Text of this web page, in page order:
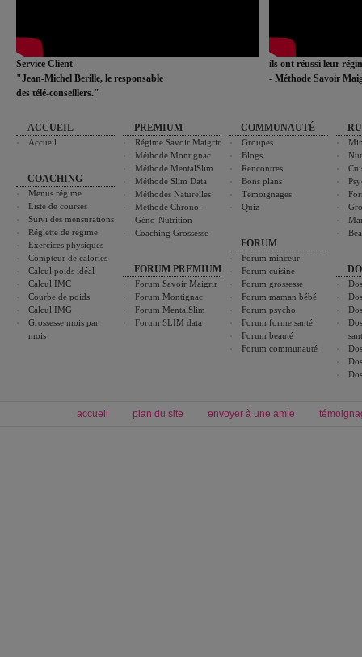
Service Client
"Jean-Michel Berille, le responsable
des télé-conseillers."
ils ont réussi leur
- Méthode Savoir
ACCUEIL
Accueil
COACHING
Menus régime
Liste de courses
Suivi des mensurations
Réglette de régime
Exercices physiques
Compteur de calories
Calcul poids idéal
Calcul IMC
Courbe de poids
Calcul IMG
Grossesse mois par
mois
PREMIUM
Régime Savoir Maigrir
Méthode Montignac
Méthode MentalSlim
Méthode Slim Data
Méthodes Naturelles
Méthode Chrono-
Géno-Nutrition
Coaching Grossesse
FORUM PREMIUM
Forum Savoir Maigrir
Forum Montignac
Forum MentalSlim
Forum SLIM data
COMMUNAUTÉ
Groupes
Blogs
Rencontres
Bons plans
Témoignages
Quiz
FORUM
Forum minceur
Forum cuisine
Forum grossesse
Forum maman bébé
Forum psycho
Forum forme santé
Forum beauté
Forum communauté
accueil plan du site envoyer à une amie